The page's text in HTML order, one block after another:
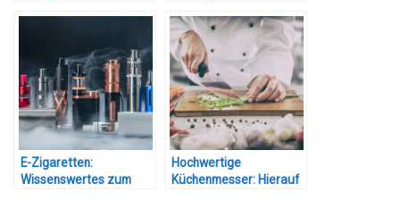
Ideen
E-Zigaretten:
Wissenswertes zum
Hochwertige
Küchenmesser: Hierauf